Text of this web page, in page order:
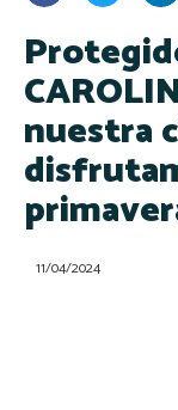
nuestra
11/04/2024